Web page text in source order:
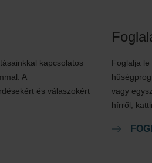
kapcsolatos
A
és válaszokért
Foglalja
vagy
hírről,